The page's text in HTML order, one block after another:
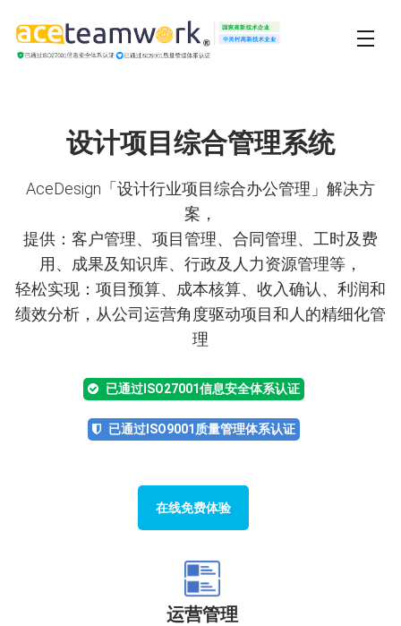
设计项目综合管理系统
AceDesign「设计行业项目综合办公管理」解决方
案，
提供：客户管理、项目管理、合同管理、工时及费
用、成果及知识库、行政及人力资源管理等，
轻松实现：项目预算、成本核算、收入确认、利润和
绩效分析，从公司运营角度驱动项目和人的精细化管
理
已通过ISO27001信息安全体系认证
已通过ISO9001质量管理体系认证
在线免费体验
运营管理